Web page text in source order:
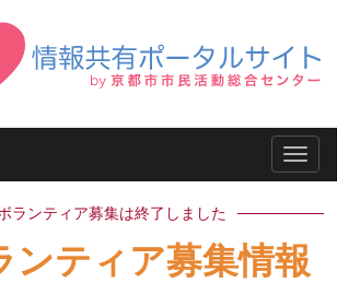
ナビ
ランティア募集は終了しました
ンティア募集情報